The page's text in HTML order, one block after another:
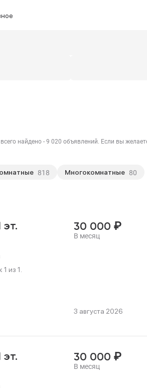
818 Многокомнатные 80
эт. 30 000 ₽
В месяц
из 1.
3 августа 2026
эт. 30 000 ₽
В месяц